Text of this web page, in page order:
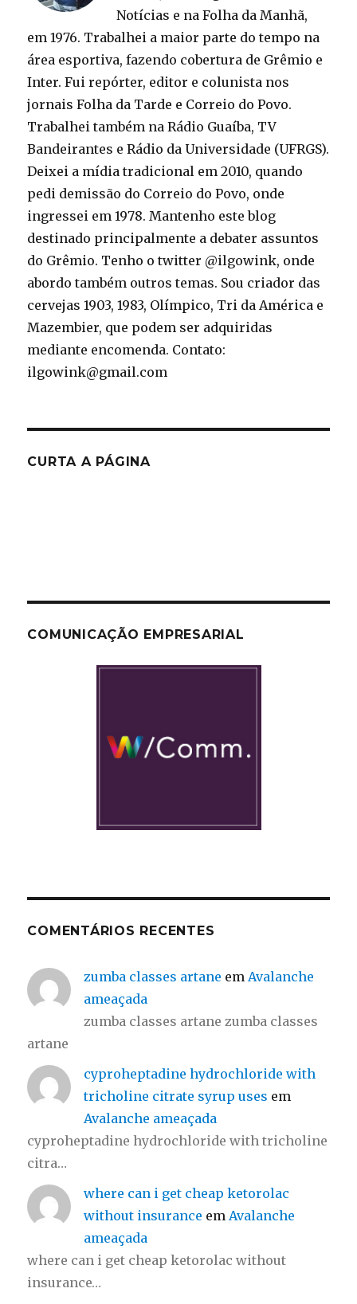
Notícias e na Folha da Manhã,
em 1976. Trabalhei a maior parte do tempo na
área esportiva, fazendo cobertura de Grêmio e
Inter. Fui repórter, editor e colunista nos
jornais Folha da Tarde e Correio do Povo.
Trabalhei também na Rádio Guaíba, TV
Bandeirantes e Rádio da Universidade (UFRGS).
Deixei a mídia tradicional em 2010, quando
pedi demissão do Correio do Povo, onde
ingressei em 1978. Mantenho este blog
destinado principalmente a debater assuntos
do Grêmio. Tenho o twitter @ilgowink, onde
abordo também outros temas. Sou criador das
cervejas 1903, 1983, Olímpico, Tri da América e
Mazembier, que podem ser adquiridas
mediante encomenda. Contato:
ilgowink@gmail.com
CURTA A PÁGINA
COMUNICAÇÃO EMPRESARIAL
COMENTÁRIOS RECENTES
zumba classes artane em Avalanche
ameaçada
zumba classes artane zumba classes
artane
cyproheptadine hydrochloride with
tricholine citrate syrup uses em
Avalanche ameaçada
cyproheptadine hydrochloride with tricholine
citra…
where can i get cheap ketorolac
without insurance em Avalanche
ameaçada
where can i get cheap ketorolac without
insurance…